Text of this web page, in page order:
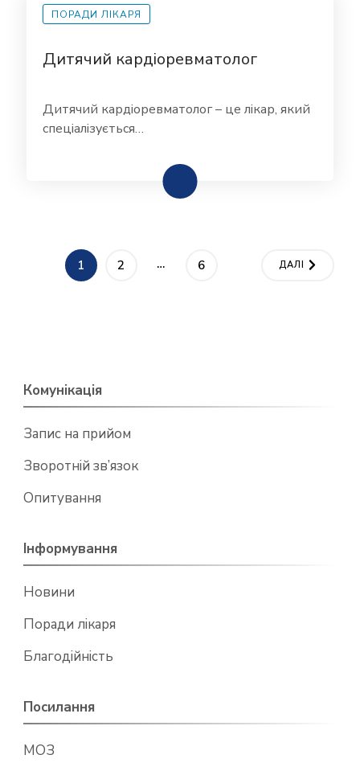
ПОРАДИ ЛІКАРЯ
Дитячий кардіоревматолог
Дитячий кардіоревматолог – це лікар, який
спеціалізується…
Пагінація
записів
СТОРІНКА
1 СТОРІНКА
2 … СТОРІНКА
6 ДАЛІ
Комунікація
Запис на прийом
Зворотній зв’язок
Опитування
Інформування
Новини
Поради лікаря
Благодійність
Посилання
МОЗ